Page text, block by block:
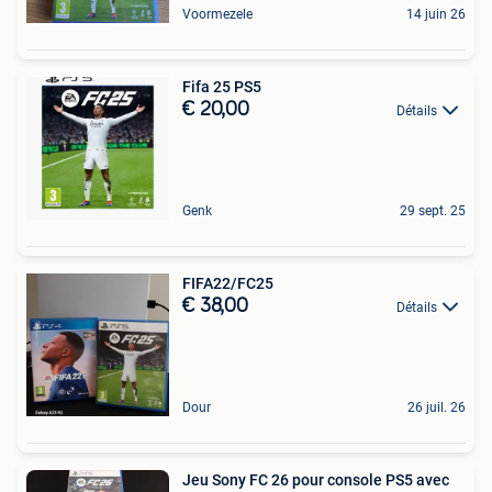
Voormezele 14 juin 26
Fifa 25 PS5
€ 20,00 Détails
Genk 29 sept. 25
FIFA22/FC25
€ 38,00 Détails
Dour 26 juil. 26
Jeu Sony FC 26 pour console PS5 avec